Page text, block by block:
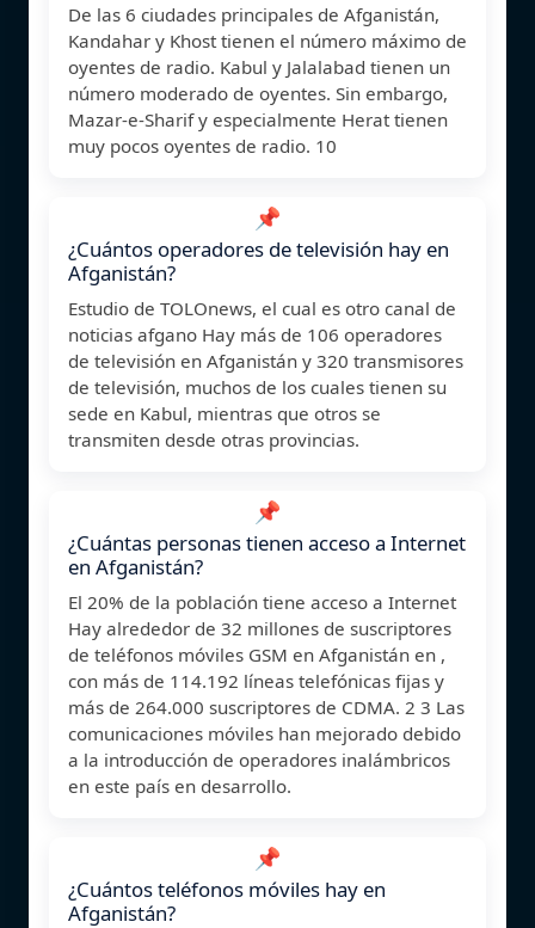
De las 6 ciudades principales de Afganistán,
Kandahar y Khost tienen el número máximo de
oyentes de radio. Kabul y Jalalabad tienen un
número moderado de oyentes. Sin embargo,
Mazar-e-Sharif y especialmente Herat tienen
muy pocos oyentes de radio. 10
📌
¿Cuántos operadores de televisión hay en
Afganistán?
Estudio de TOLOnews, el cual es otro canal de
noticias afgano Hay más de 106 operadores
de televisión en Afganistán y 320 transmisores
de televisión, muchos de los cuales tienen su
sede en Kabul, mientras que otros se
transmiten desde otras provincias.
📌
¿Cuántas personas tienen acceso a Internet
en Afganistán?
El 20% de la población tiene acceso a Internet
Hay alrededor de 32 millones de suscriptores
de teléfonos móviles GSM en Afganistán en ,
con más de 114.192 líneas telefónicas fijas y
más de 264.000 suscriptores de CDMA. 2 3 Las
comunicaciones móviles han mejorado debido
a la introducción de operadores inalámbricos
en este país en desarrollo.
📌
¿Cuántos teléfonos móviles hay en
Afganistán?